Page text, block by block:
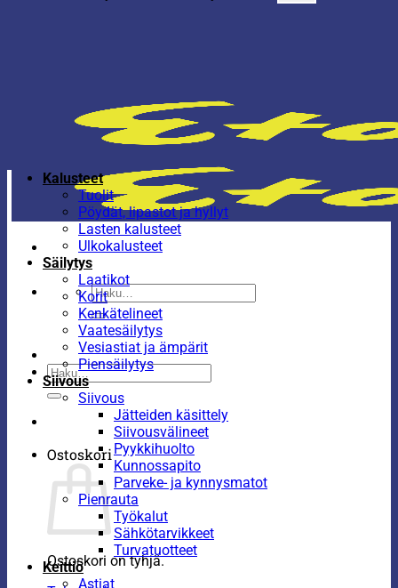
Etsi:
Etsi:
Ostoskori
Ostoskori on tyhjä.
Kalusteet
Tuolit
Pöydät, lipastot ja hyllyt
Lasten kalusteet
Ulkokalusteet
Säilytys
Laatikot
Korit
Kenkätelineet
Vaatesäilytys
Vesiastiat ja ämpärit
Piensäilytys
Siivous
Siivous
Jätteiden käsittely
Siivousvälineet
Pyykkihuolto
Kunnossapito
Parveke- ja kynnysmatot
Pienrauta
Työkalut
Sähkötarvikkeet
Turvatuotteet
Keittiö
Astiat